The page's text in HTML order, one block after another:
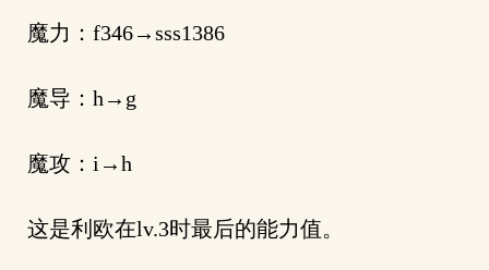
魔力：f346→sss1386
魔导：h→g
魔攻：i→h
这是利欧在lv.3时最后的能力值。